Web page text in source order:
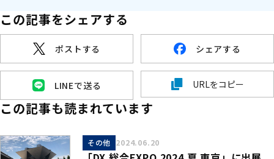
この記事をシェアする
ポストする シェアする
LINEで送る URLをコピー
この記事も読まれています
その他 2024.06.20